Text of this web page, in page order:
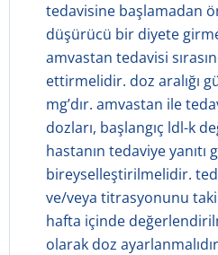
tedavisine başlamadan
düşürücü bir diyete
amvastan tedavisi
ettirmelidir. doz aralığı
mg’dır. amvastan ile
dozları, başlangıç ldl-k
hastanın tedaviye
bireyselleştirilmelidir.
ve/veya titrasyonunu
hafta içinde
olarak doz